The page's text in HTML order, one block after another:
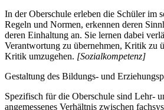
In der Oberschule erleben die Schüler im
Regeln und Normen, erkennen deren
deren Einhaltung an. Sie lernen dabei
Verantwortung zu übernehmen, Kritik zu
Kritik umzugehen. [Sozialkompetenz]
Gestaltung des Bildungs- und
Spezifisch für die Oberschule sind Lehr-
angemessenes Verhältnis zwischen